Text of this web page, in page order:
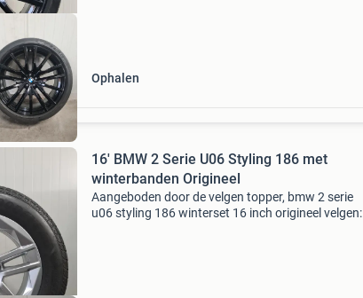
Ophalen
16' BMW 2 Serie U06 Styling 186 met
winterbanden Origineel
Aangeboden door de velgen topper, bmw 2 serie
u06 styling 186 winterset 16 inch origineel velgen: